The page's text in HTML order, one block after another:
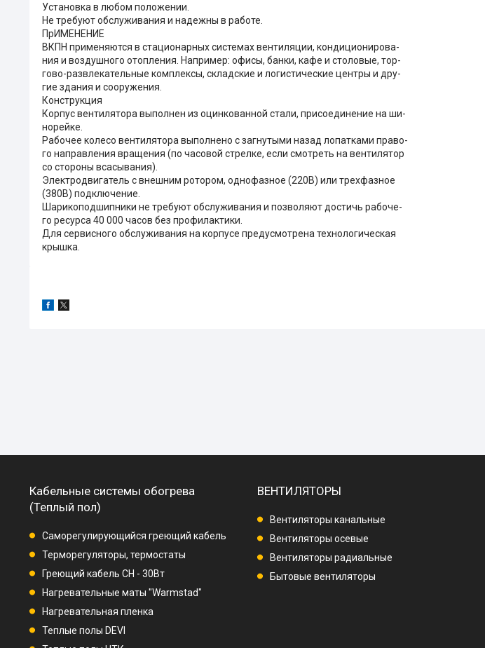
Установка в любом положении.
Не требуют обслуживания и надежны в работе.
ПрИМЕНЕНИЕ
ВКПН применяются в стационарных системах вентиляции, кондиционирова-
ния и воздушного отопления. Например: офисы, банки, кафе и столовые, тор-
гово-развлекательные комплексы, складские и логистические центры и дру-
гие здания и сооружения.
Конструкция
Корпус вентилятора выполнен из оцинкованной стали, присоединение на ши-
норейке.
Рабочее колесо вентилятора выполнено с загнутыми назад лопатками право-
го направления вращения (по часовой стрелке, если смотреть на вентилятор
со стороны всасывания).
Электродвигатель с внешним ротором, однофазное (220В) или трехфазное
(380В) подключение.
Шарикоподшипники не требуют обслуживания и позволяют достичь рабоче-
го ресурса 40 000 часов без профилактики.
Для сервисного обслуживания на корпусе предусмотрена технологическая
крышка.
Кабельные системы обогрева
(Теплый пол)
Саморегулирующийся греющий кабель
Терморегуляторы, термостаты
Греющий кабель СН - 30Вт
Нагревательные маты "Warmstad"
Нагревательная пленка
Теплые полы DEVI
ВЕНТИЛЯТОРЫ
Вентиляторы канальные
Вентиляторы осевые
Вентиляторы радиальные
Бытовые вентиляторы